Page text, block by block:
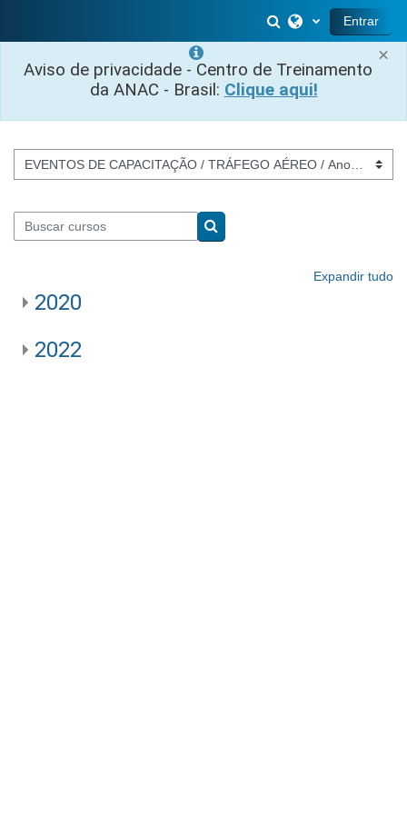
×
Aviso de privacidade - Centro de Treinamento
da ANAC - Brasil: Clique aqui!
Alternar entrada
Entrar
Categorias de Cursos
Buscar cursos
Buscar cursos
Expandir tudo
2020
2022